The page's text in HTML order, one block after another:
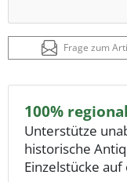
Frage zum
100%
Unterstütze
historische
Einzelstücke